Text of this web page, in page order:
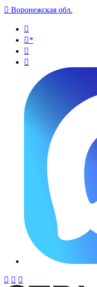
 Воронежская обл.

*


  